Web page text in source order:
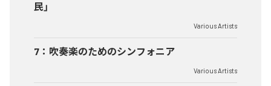
民」
Various Artists
7 ： 吹奏楽のためのシンフォニア
Various Artists